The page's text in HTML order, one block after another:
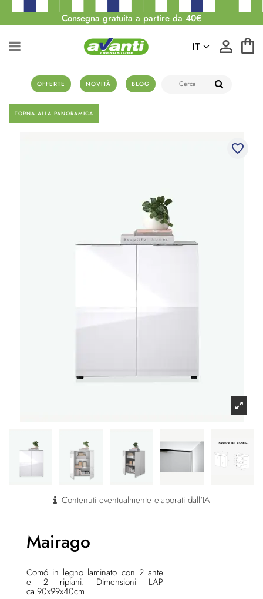
Consegna gratuita a partire da 40€
OFFERTE NOVITÀ BLOG
IT
TORNA ALLA PANORAMICA
favorite_border
Contenuti eventualmente elaborati dall'IA
Mairago
Comó in legno laminato con 2 ante
e 2 ripiani. Dimensioni LAP
ca.90x99x40cm